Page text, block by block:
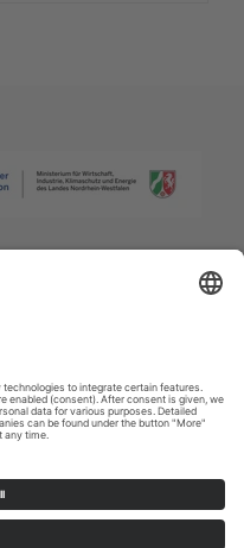
toegankelijkheid|Neem
op